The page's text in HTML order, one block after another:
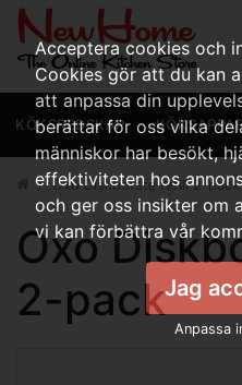
KÖKSREDSKAP
Oxo Diskborste refill 2-pack
Oxo
2-pack
Acceptera cookies och
Cookies gör att du kan
att anpassa din
berättar för oss vilka
människor har besökt,
effektiviteten hos
och ger oss insikter om
vi kan förbättra vår
Jag
Anpassa